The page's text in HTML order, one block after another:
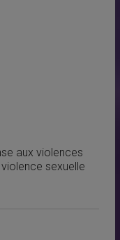
aux violences
sexuelle